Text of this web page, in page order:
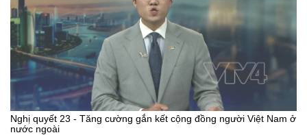
Nghị quyết 23 - Tăng cường gắn kết cộng đồng người Việt Nam ở
nước ngoài